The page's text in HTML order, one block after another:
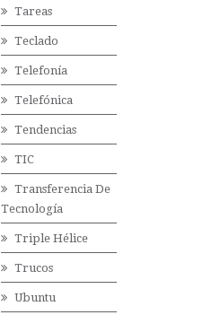
Tareas
Teclado
Telefonía
Telefónica
Tendencias
TIC
Transferencia De
Tecnología
Triple Hélice
Trucos
Ubuntu